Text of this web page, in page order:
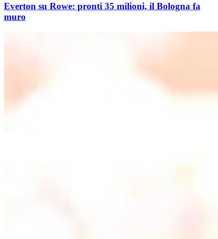
Everton su Rowe: pronti 35 milioni, il Bologna fa
muro